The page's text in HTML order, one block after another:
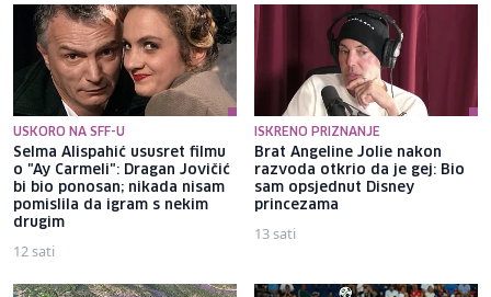
USKORO NA SFF-U
Selma Alispahić ususret filmu
o "Ay Carmeli": Dragan Jovičić
bi bio ponosan; nikada nisam
pomislila da igram s nekim
drugim
12 sati
ISKRENO PRIZNANJE
Brat Angeline Jolie nakon
razvoda otkrio da je gej: Bio
sam opsjednut Disney
princezama
13 sati